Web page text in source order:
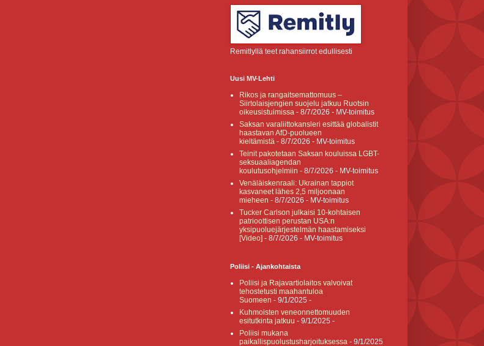
Remitlyllä teet rahansiirrot edullisesti
Uusi MV-Lehti
Rikos ja rangaitsemattomuus –
Siirtolaisjengien suojelu jatkuu Ruotsin
oikeusistuimissa - 8/7/2026 - MV-toimitus
Saksan varaliittokansleri esittää globalistit
haastavan AfD-puolueen
kieltämistä - 8/7/2026 - MV-toimitus
Teinit pakotetaan Saksan kouluissa LGBT-
seksuaaliagendan
koulutusohjelmiin - 8/7/2026 - MV-toimitus
Venäläiskenraali: Ukrainan tappiot
kasvaneet lähes 2,5 miljoonaan
mieheen - 8/7/2026 - MV-toimitus
Tucker Carlson julkaisi 10-kohtaisen
patrioottisen perustan USA:n
yksipuoluejärjestelmän haastamiseksi
[Video] - 8/7/2026 - MV-toimitus
Poliisi - Ajankohtaista
Poliisi ja Rajavartiolaitos valvoivat
tehostetusti maahantuloa
Suomeen - 9/1/2025 -
Kuhmoisten veneonnettomuuden
esitutkinta jatkuu - 9/1/2025 -
Poliisi mukana
paikallispuolustusharjoituksessa - 9/1/2025